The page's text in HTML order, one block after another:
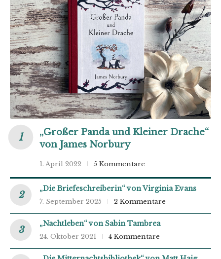
„Großer Panda und Kleiner Drache“
von James Norbury
1. April 2022 5 Kommentare
„Die Briefeschreiberin“ von Virginia Evans
7. September 2025 2 Kommentare
„Nachtleben“ von Sabin Tambrea
24. Oktober 2021 4 Kommentare